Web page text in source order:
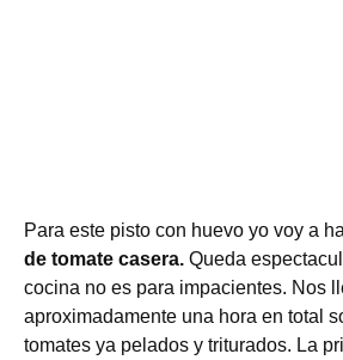
Para este pisto con huevo yo voy a
de tomate casera. Queda
cocina no es para impacientes. Nos
aproximadamente una hora en total
tomates ya pelados y triturados. La